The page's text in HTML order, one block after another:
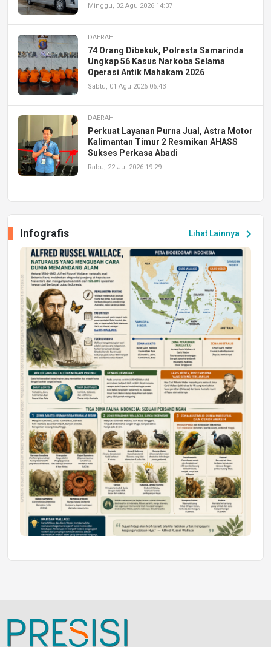
Minggu, 02 Agu 2026 14:37
DAERAH
74 Orang Dibekuk, Polresta Samarinda
Ungkap 56 Kasus Narkoba Selama
Operasi Antik Mahakam 2026
Sabtu, 01 Agu 2026 06:43
DAERAH
Perkuat Layanan Purna Jual, Astra Motor
Kalimantan Timur 2 Resmikan AHASS
Sukses Perkasa Abadi
Rabu, 22 Jul 2026 19:29
Peluang Kerja dan Magang
Jumat, 17 Jul 2026 22:30
DAERAH
Astra Motor Kalimantan Timur 2 Dukung
Mahasiswa Samarinda dalam Astra
Honda SDGs Future Leaders 2026
Jumat, 10 Jul 2026 19:01
Lihat Lainnya chevron_right
Infografis